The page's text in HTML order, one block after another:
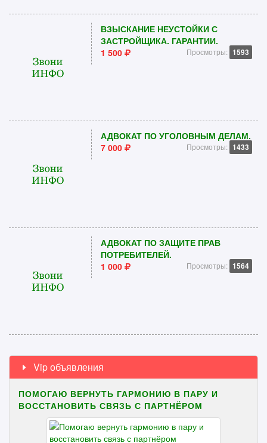
ВЗЫСКАНИЕ НЕУСТОЙКИ С
ЗАСТРОЙЩИКА. ГАРАНТИИ.
1 500
Просмотры: 1593
АДВОКАТ ПО УГОЛОВНЫМ ДЕЛАМ.
7 000
Просмотры: 1433
АДВОКАТ ПО ЗАЩИТЕ ПРАВ
ПОТРЕБИТЕЛЕЙ.
1 000
Просмотры: 1564
Vip объявления
ПОМОГАЮ ВЕРНУТЬ ГАРМОНИЮ В ПАРУ И
ВОССТАНОВИТЬ СВЯЗЬ С ПАРТНЁРОМ